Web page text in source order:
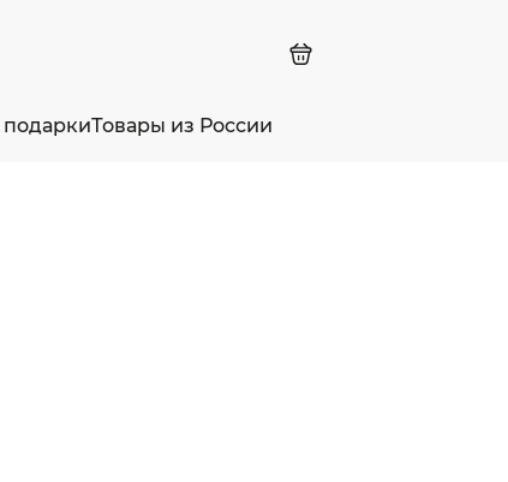
Товары из России